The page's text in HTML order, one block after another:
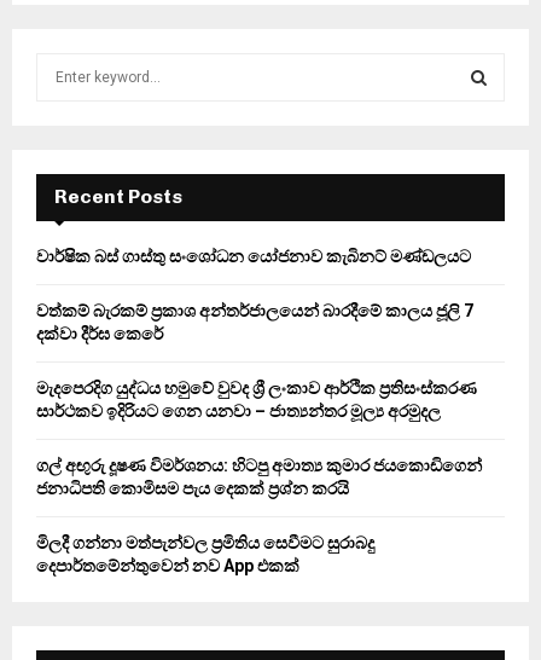
f
r
E
A
Recent Posts
වාර්ෂික බස් ගාස්තු සංශෝධන යෝජනාව කැබිනට් මණ්ඩලයට
වත්කම් බැරකම් ප්‍රකාශ අන්තර්ජාලයෙන් බාරදීමේ කාලය ජූලි 7
දක්වා දීර්ඝ කෙරේ
මැදපෙරදිග යුද්ධය හමුවේ වුවද ශ්‍රී ලංකාව ආර්ථික ප්‍රතිසංස්කරණ
සාර්ථකව ඉදිරියට ගෙන යනවා – ජාත්‍යන්තර මූල්‍ය අරමුදල
ගල් අඟුරු දූෂණ විමර්ශනය: හිටපු අමාත්‍ය කුමාර ජයකොඩිගෙන්
ජනාධිපති කොමිසම පැය දෙකක් ප්‍රශ්න කරයි
මිලදී ගන්නා මත්පැන්වල ප්‍රමිතිය සෙවීමට සුරාබදු
දෙපාර්තමේන්තුවෙන් නව App එකක්